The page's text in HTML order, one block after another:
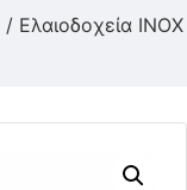
/ Ελαιοδοχεία ΙΝΟΧ